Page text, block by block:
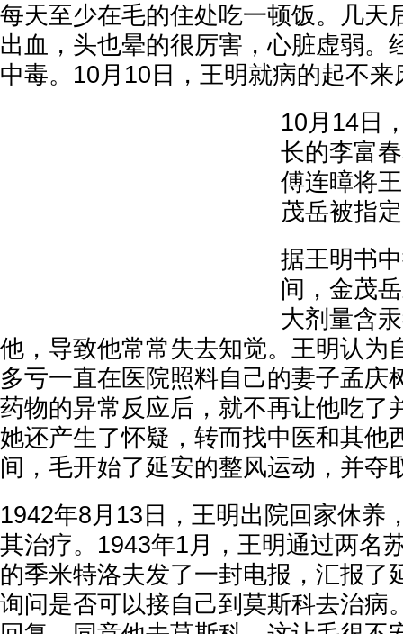
每天至少在毛的住处吃一顿饭。几天
出血，头也晕的很厉害，心脏虚弱。
中毒。10月10日，王明就病的起不来
10月14日
长的李富
傅连暲将
茂岳被指
据王明书
间，金茂
大剂量含
他，导致他常常失去知觉。王明认为
多亏一直在医院照料自己的妻子孟庆
药物的异常反应后，就不再让他吃了
她还产生了怀疑，转而找中医和其他
间，毛开始了延安的整风运动，并夺
1942年8月13日，王明出院回家休养
其治疗。1943年1月，王明通过两名
的季米特洛夫发了一封电报，汇报了
询问是否可以接自己到莫斯科去治病